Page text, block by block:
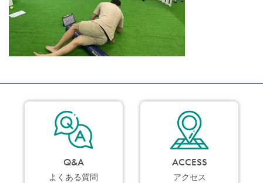
Q&A
よくある質問
ACCESS
アクセス